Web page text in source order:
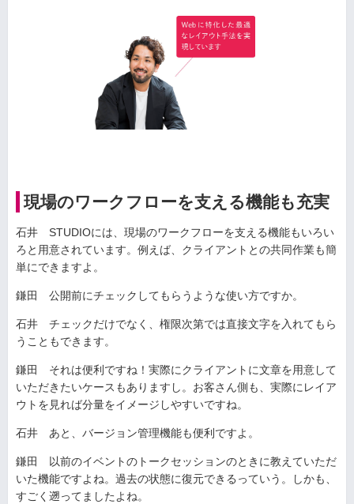
現場のワークフローを支える機能も充実
石井 STUDIOには、現場のワークフローを支える機能もいろい
ろと用意されています。例えば、クライアントとの共同作業も簡
単にできますよ。
鎌田 公開前にチェックしてもらうような使い方ですか。
石井 チェックだけでなく、権限次第では直接文字を入れてもら
うこともできます。
鎌田 それは便利ですね！実際にクライアントに文章を用意して
いただきたいケースもありますし。お客さん側も、実際にレイア
ウトを見れば分量をイメージしやすいですね。
石井 あと、バージョン管理機能も便利ですよ。
鎌田 以前のイベントのトークセッションのときに教えていただ
いた機能ですよね。過去の状態に復元できるっていう。しかも、
すごく遡ってましたよね。